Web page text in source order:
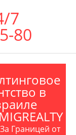
7
80
в
Границей от